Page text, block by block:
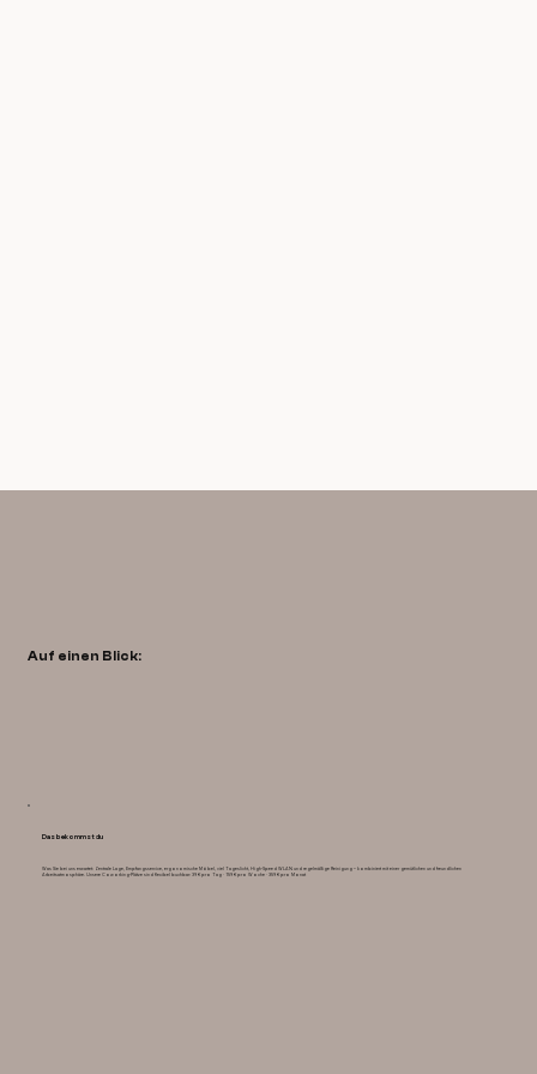
Auf einen Blick:
Das bekommst du
Was Sie bei uns erwartet: Zentrale Lage, Empfangsservice, ergonomische Möbel, viel Tageslicht, High-Speed WLAN und regelmäßige Reinigung – kombiniert mit einer gemütlichen und freundlichen
Arbeitsatmosphäre. Unsere Coworking-Plätze sind flexibel buchbar: 39 € pro Tag · 159 € pro Woche · 359 € pro Monat